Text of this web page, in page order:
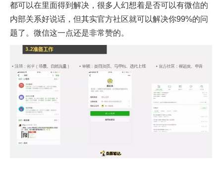
都可以在里面得到解决，很多人幻想着是否可以有微信的
内部关系好说话，但其实官方社区就可以解决你99%的问
题了。微信这一点还是非常赞的。